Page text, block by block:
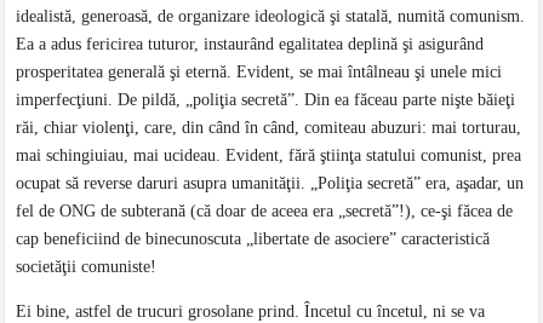
idealistă, generoasă, de organizare ideologică şi statală, numită comunism.
Ea a adus fericirea tuturor, instaurând egalitatea deplină şi asigurând
prosperitatea generală şi eternă. Evident, se mai întâlneau şi unele mici
imperfecţiuni. De pildă, „poliţia secretă”. Din ea făceau parte nişte băieţi
răi, chiar violenţi, care, din când în când, comiteau abuzuri: mai torturau,
mai schingiuiau, mai ucideau. Evident, fără ştiinţa statului comunist, prea
ocupat să reverse daruri asupra umanităţii. „Poliţia secretă” era, aşadar, un
fel de ONG de subterană (că doar de aceea era „secretă”!), ce-şi făcea de
cap beneficiind de binecunoscuta „libertate de asociere” caracteristică
societăţii comuniste!
Ei bine, astfel de trucuri grosolane prind. Încetul cu încetul, ni se va